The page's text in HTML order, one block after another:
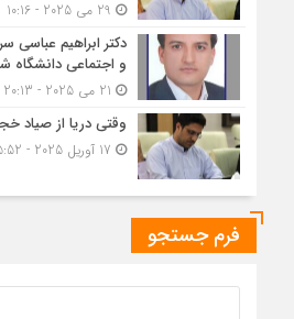
دکتر ابراهیم
و اجتماعی دانشگاه
وقتی دریا از صیاد
فرم جستجو